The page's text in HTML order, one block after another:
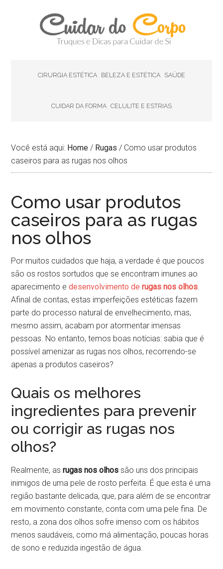
CIRURGIA ESTÉTICA BELEZA E ESTÉTICA SAÚDE
CUIDAR DA FORMA CELULITE E ESTRIAS
Você está aqui: Home / Rugas / Como usar produtos
caseiros para as rugas nos olhos
Como usar produtos
caseiros para as rugas
nos olhos
Por muitos cuidados que haja, a verdade é que poucos
são os rostos sortudos que se encontram imunes ao
aparecimento edesenvolvimento derugas nos olhos.
Afinal de contas, estas imperfeições estéticas fazem
parte do processo natural de envelhecimento, mas,
mesmo assim, acabam por atormentar imensas
pessoas. No entanto, temos boas notícias: sabia que é
possível amenizar as rugas nos olhos, recorrendo-se
apenas a produtos caseiros?
Quais os melhores
ingredientes para prevenir
ou corrigir as rugas nos
olhos?
Realmente, asrugas nos olhos são uns dos principais
inimigos de uma pele de rosto perfeita. É que esta é uma
região bastante delicada, que, para além de se encontrar
em movimento constante, conta com uma pele fina. De
resto, a zona dos olhos sofre imenso com os hábitos
menos saudáveis, como má alimentação, poucas horas
de sono e reduzida ingestão de água.